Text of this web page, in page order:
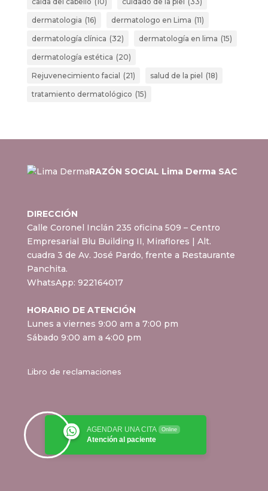
dermatologia (16) dermatologo en Lima (11)
dermatología clínica (32) dermatología en lima (15)
dermatología estética (20)
Rejuvenecimiento facial (21) salud de la piel (18)
tratamiento dermatológico (15)
RAZÓN SOCIAL Lima Derma SAC
DIRECCIÓN
Calle Coronel Inclán 235 oficina 509 – Centro
Empresarial Blu Building II, Miraflores | Alt.
cuadra 3 de Av. José Pardo, frente a Restaurante
Panchita.
WhatsApp: 922164017
HORARIO DE ATENCIÓN
Lunes a viernes 9:00 am a 7:00 pm
Sábado 9:00 am a 4:00 pm
Libro de reclamaciones
AGENDAR UNA CITA Online
Atención al paciente